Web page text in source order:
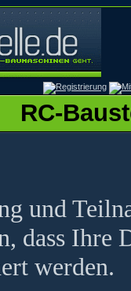
RC-
und
dass Ihre
werden.